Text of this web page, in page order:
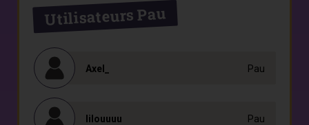
Utilisateurs Pau
Axel_ Pau
lilouuuu Pau